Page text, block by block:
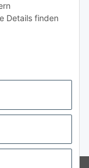
Details finden